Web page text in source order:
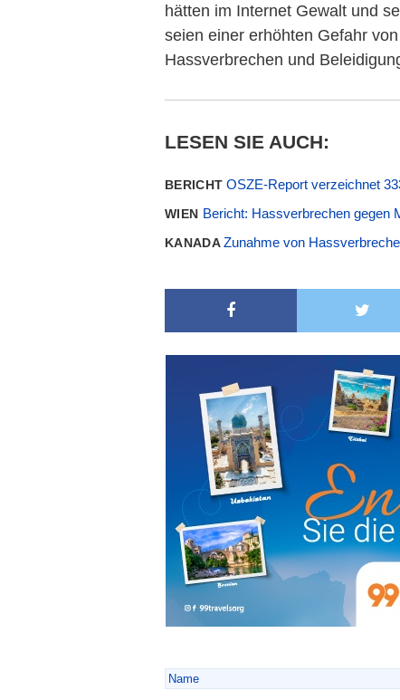
hätten im Internet Gewalt und
seien einer erhöhten Gefahr
Hassverbrechen und
LESEN SIE AUCH:
BERICHTOSZE-Report verzeichnet
WIEN Bericht: Hassverbrechen gegen
KANADAZunahme von